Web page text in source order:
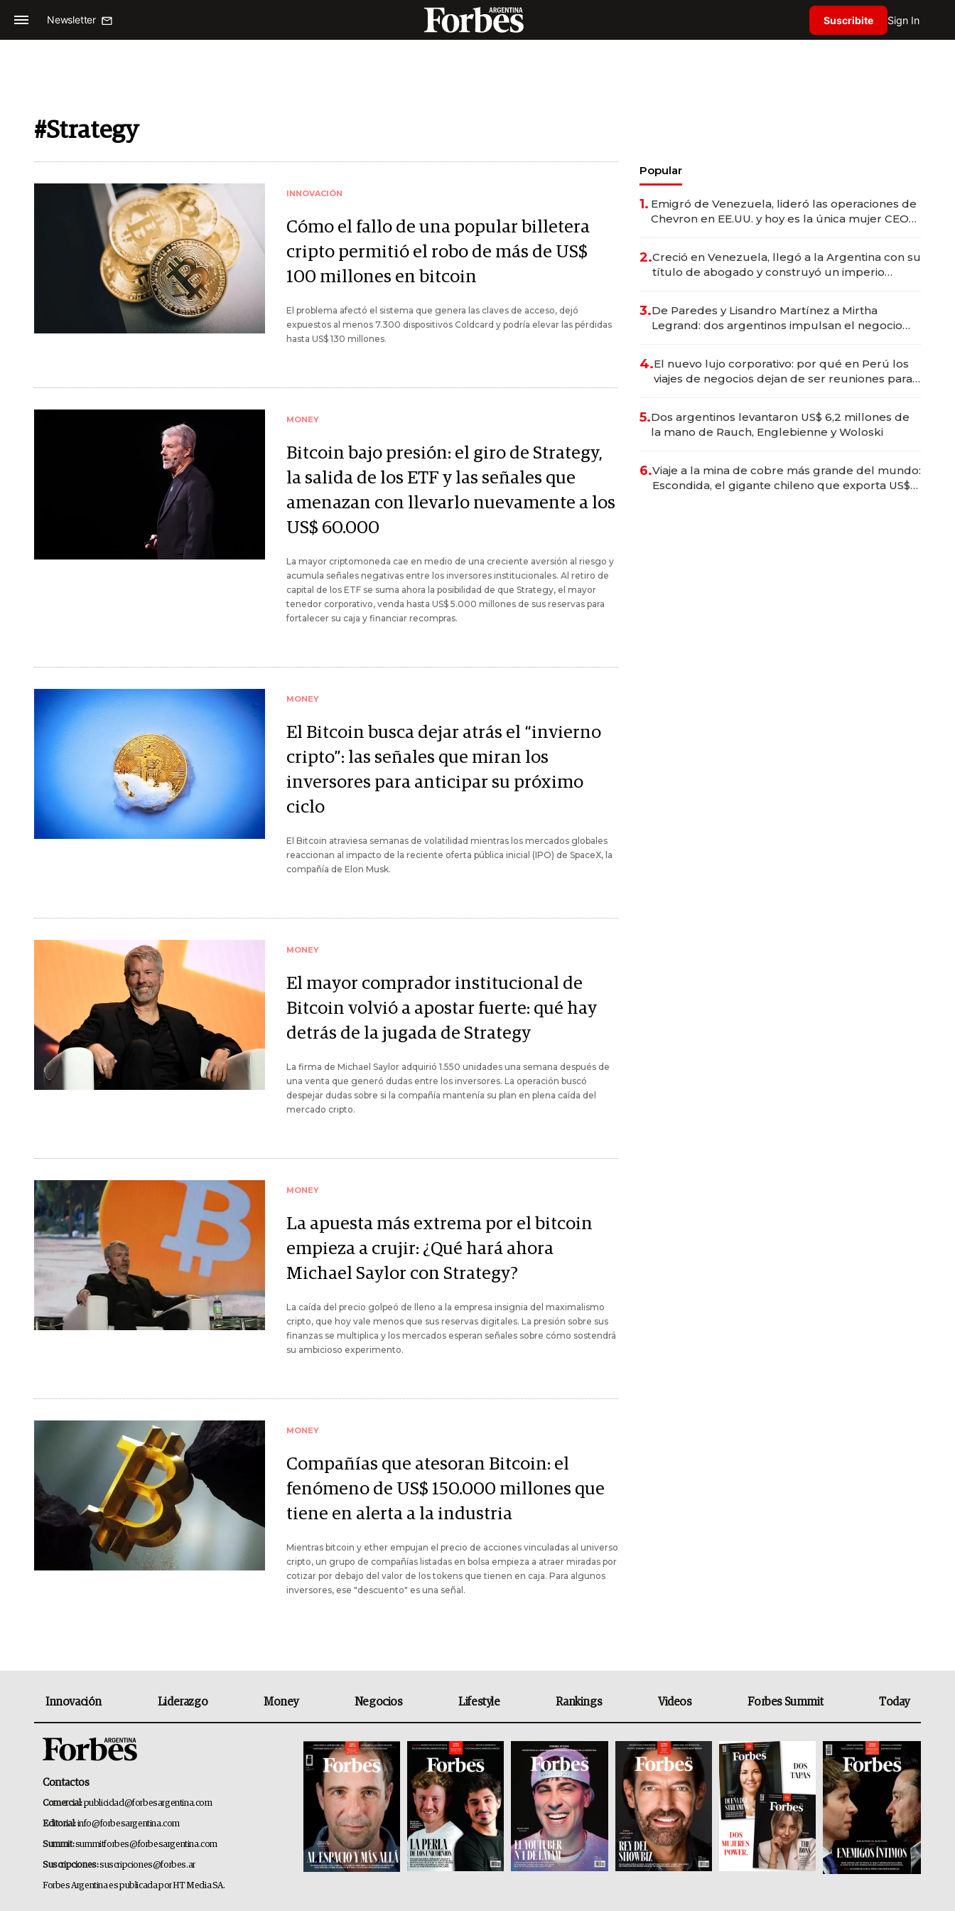
Newsletter Suscribite Sign In
#Strategy
INNOVACIÓN
Cómo el fallo de una popular billetera
cripto permitió el robo de más de US$
100 millones en bitcoin
El problema afectó el sistema que genera las claves de acceso, dejó
expuestos al menos 7.300 dispositivos Coldcard y podría elevar las pérdidas
hasta US$ 130 millones.
MONEY
Bitcoin bajo presión: el giro de Strategy,
la salida de los ETF y las señales que
amenazan con llevarlo nuevamente a los
US$ 60.000
La mayor criptomoneda cae en medio de una creciente aversión al riesgo y
acumula señales negativas entre los inversores institucionales. Al retiro de
capital de los ETF se suma ahora la posibilidad de que Strategy, el mayor
tenedor corporativo, venda hasta US$ 5.000 millones de sus reservas para
fortalecer su caja y financiar recompras.
MONEY
El Bitcoin busca dejar atrás el “invierno
cripto”: las señales que miran los
inversores para anticipar su próximo
ciclo
El Bitcoin atraviesa semanas de volatilidad mientras los mercados globales
reaccionan al impacto de la reciente oferta pública inicial (IPO) de SpaceX, la
compañía de Elon Musk.
MONEY
El mayor comprador institucional de
Bitcoin volvió a apostar fuerte: qué hay
detrás de la jugada de Strategy
La firma de Michael Saylor adquirió 1.550 unidades una semana después de
una venta que generó dudas entre los inversores. La operación buscó
despejar dudas sobre si la compañía mantenía su plan en plena caída del
mercado cripto.
MONEY
La apuesta más extrema por el bitcoin
empieza a crujir: ¿Qué hará ahora
Michael Saylor con Strategy?
La caída del precio golpeó de lleno a la empresa insignia del maximalismo
cripto, que hoy vale menos que sus reservas digitales. La presión sobre sus
finanzas se multiplica y los mercados esperan señales sobre cómo sostendrá
su ambicioso experimento.
MONEY
Compañías que atesoran Bitcoin: el
fenómeno de US$ 150.000 millones que
tiene en alerta a la industria
Mientras bitcoin y ether empujan el precio de acciones vinculadas al universo
cripto, un grupo de compañías listadas en bolsa empieza a atraer miradas por
cotizar por debajo del valor de los tokens que tienen en caja. Para algunos
inversores, ese "descuento" es una señal.
Popular
1. Emigró de Venezuela, lideró las operaciones de
Chevron en EE.UU. y hoy es la única mujer CEO
2.Creció en Venezuela, llegó a la Argentina con su
título de abogado y construyó un imperio
3.De Paredes y Lisandro Martínez a Mirtha
Legrand: dos argentinos impulsan el negocio
4.El nuevo lujo corporativo: por qué en Perú los
viajes de negocios dejan de ser reuniones para
5.Dos argentinos levantaron US$ 6,2 millones de
la mano de Rauch, Englebienne y Woloski
6.Viaje a la mina de cobre más grande del mundo:
Escondida, el gigante chileno que exporta US$
Innovación Liderazgo Money Negocios Lifestyle Rankings Videos Forbes Summit Today
Contactos
Comercial:publicidad@forbesargentina.com
Editorial:info@forbesargentina.com
Summit:summitforbes@forbesargentina.com
Suscripciones:suscripciones@forbes.ar
Forbes Argentina es publicada por HT Media SA.